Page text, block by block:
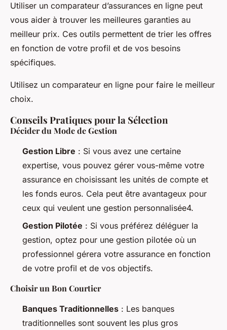
Utiliser un comparateur d’assurances en ligne peut
vous aider à trouver les meilleures garanties au
meilleur prix. Ces outils permettent de trier les offres
en fonction de votre profil et de vos besoins
spécifiques.
Utilisez un comparateur en ligne pour faire le meilleur
choix.
Conseils Pratiques pour la Sélection
Décider du Mode de Gestion
Gestion Libre : Si vous avez une certaine
expertise, vous pouvez gérer vous-même votre
assurance en choisissant les unités de compte et
les fonds euros. Cela peut être avantageux pour
ceux qui veulent une gestion personnalisée4.
Gestion Pilotée : Si vous préférez déléguer la
gestion, optez pour une gestion pilotée où un
professionnel gérera votre assurance en fonction
de votre profil et de vos objectifs.
Choisir un Bon Courtier
Banques Traditionnelles : Les banques
traditionnelles sont souvent les plus gros